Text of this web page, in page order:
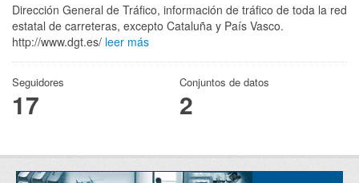
Dirección General de Tráfico, información de tráfico de toda la red
estatal de carreteras, excepto Cataluña y País Vasco.
http://www.dgt.es/ leer más
Seguidores
17
Conjuntos de datos
2